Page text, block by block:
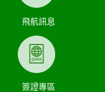
飛航訊息
簽證專區